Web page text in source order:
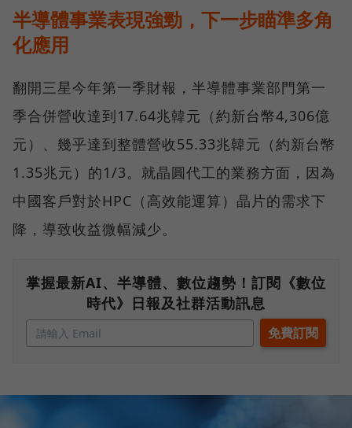
半導體事業表現強勁，下一步瞄準多角
化應用
翻開三星今年第一季財報，半導體事業部門第一
季合併營收達到17.64兆韓元（約新台幣4,306億
元）、幾乎達到整體營收55.33兆韓元（約新台幣
1.35兆元）的1/3。就晶圓代工的業務方面，因為
中國客戶對於HPC（高效能運算）晶片的需求下
降，導致收益微幅減少。
掌握最新AI、半導體、數位趨勢！訂閱《數位
時代》日報及社群活動訊息